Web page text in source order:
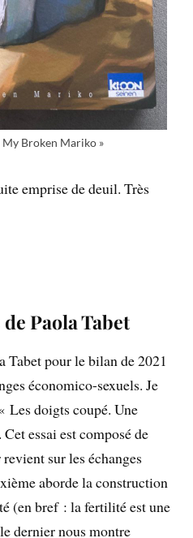
Broken Mariko »
emprise de deuil. Très
Paola Tabet
Tabet pour le bilan de 2021
économico-sexuels. Je
Les doigts coupé. Une
essai est composé de
sur les échanges
aborde la construction
(en bref : la fertilité est une
dernier nous montre